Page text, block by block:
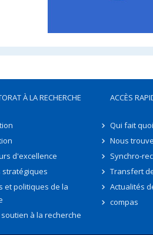
À LA RECHERCHE
d'excellence
stratégiques
et politiques de la
à la recherche
ACCÈS
Qui fait
Nous
Synchro-
Transfert
Actualités
compas